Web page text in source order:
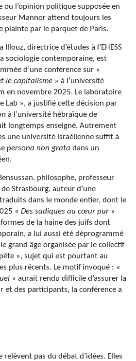
ou l’opinion politique supposée en
Mannor attend toujours les
plainte par le parquet de Paris.
Illouz, directrice d’études à l’EHESS
sociologie contemporaine, est
d’une conférence sur «
le capitalisme » à l’université
en novembre 2025. Le laboratoire
Lab », a justifié cette décision par
à l’université hébraïque de
longtemps enseigné. Autrement
une université israélienne suffit à
persona non grata dans un
philosophe, professeur
Strasbourg, auteur d’une
dans le monde entier, dont le
« Des sadiques au cœur pur »
de la haine des juifs dont
a lui aussi été déprogrammé
grand âge organisée par le collectif
», sujet qui est pourtant au
plus récents. Le motif invoqué : «
» aurait rendu difficile d’assurer la
et des participants, la conférence a
pas du débat d’idées. Elles